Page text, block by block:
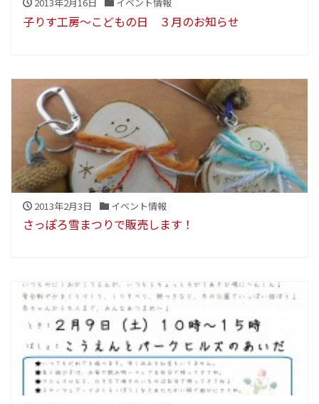
2013年2月16日 イベント情報
子りす工房～こどもの日 ３月のお知らせ
2013年2月3日 イベント情報
さっぽろ雪まつりで販売します！